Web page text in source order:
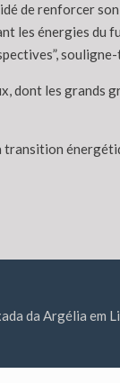
de renforcer
les énergies
dont les
da Argélia em